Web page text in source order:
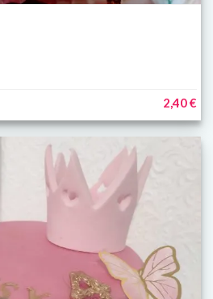
2,40 €